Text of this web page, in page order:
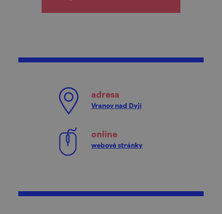
adresa
Vranov nad Dyjí
online
webové stránky